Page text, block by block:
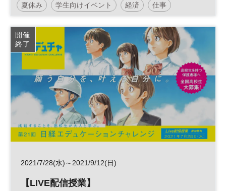
夏休み 学生向けイベント 経済 仕事
キャリア ビジネス SDGs 社会
日経エデュケーションチャレンジ 高校生 社会学習
キャリア教育 企業研究 自由研究 セミナー
開催
終了
2021/7/28(水)～2021/9/12(日)
【LIVE配信授業】